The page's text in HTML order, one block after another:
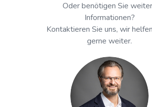
Oder benötigen Sie
Informationen?
Kontaktieren Sie uns, wir
gerne weiter.